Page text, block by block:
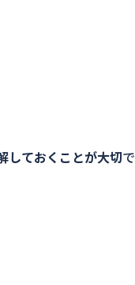
しておくことが大切で